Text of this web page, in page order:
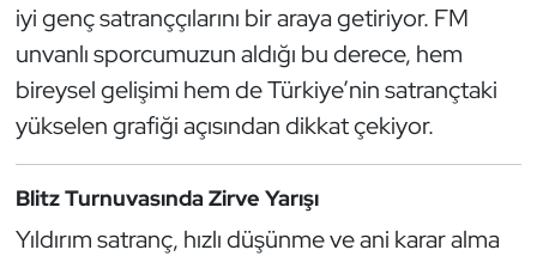
iyi genç satranççılarını bir araya getiriyor. FM
unvanlı sporcumuzun aldığı bu derece, hem
bireysel gelişimi hem de Türkiye’nin satrançtaki
yükselen grafiği açısından dikkat çekiyor.
Blitz Turnuvasında Zirve Yarışı
Yıldırım satranç, hızlı düşünme ve ani karar alma
İşitme Engelli Sporcular
Judo ve Kuraş
Karate